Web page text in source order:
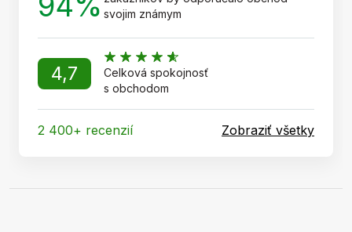
svojim známym
4,7
Celková spokojnosť
s obchodom
2 400+ recenzií Zobraziť všetky